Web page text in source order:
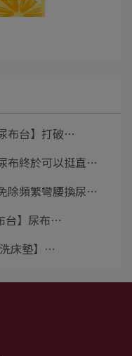
布台】打破⋯
布終於可以挺直⋯
除頻繁彎腰換尿⋯
台】尿布⋯
床墊】⋯